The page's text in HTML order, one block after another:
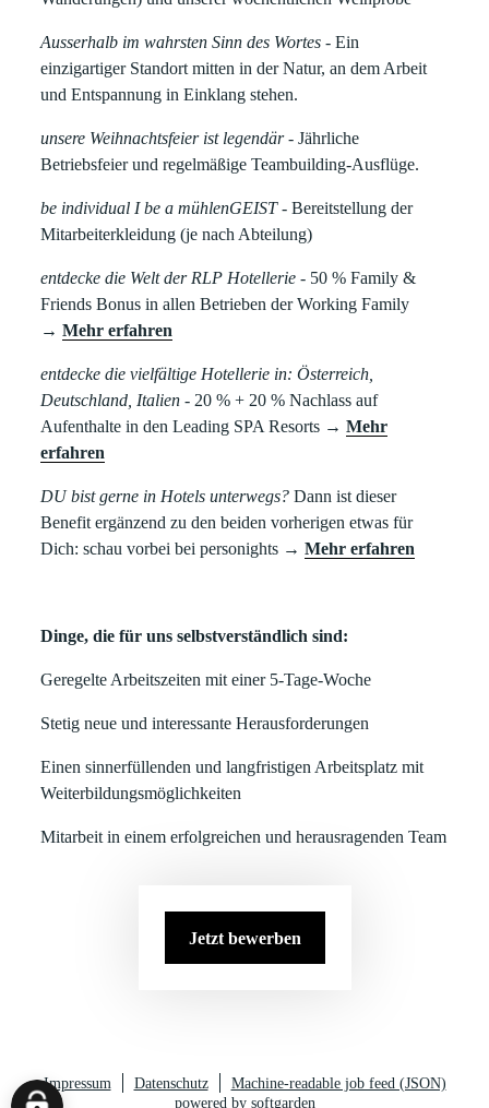
Ausserhalb im wahrsten Sinn des Wortes - Ein
einzigartiger Standort mitten in der Natur, an dem Arbeit
und Entspannung in Einklang stehen.
unsere Weihnachtsfeier ist legendär- Jährliche
Betriebsfeier und regelmäßige Teambuilding-Ausflüge.
be individual I be a mühlenGEIST- Bereitstellung der
Mitarbeiterkleidung (je nach Abteilung)
entdecke die Welt der RLP Hotellerie - 50 % Family &
Friends Bonus in allen Betrieben der Working Family
→Mehr erfahren
entdecke die vielfältige Hotellerie in: Österreich,
Deutschland, Italien- 20 % + 20 % Nachlass auf
Aufenthalte in den Leading SPA Resorts →Mehr
erfahren
DU bist gerne in Hotels unterwegs? Dann ist dieser
Benefit ergänzend zu den beiden vorherigen etwas für
Dich: schau vorbei bei personights →Mehr erfahren
Dinge, die für uns selbstverständlich sind:
Geregelte Arbeitszeiten mit einer 5-Tage-Woche
Stetig neue und interessante Herausforderungen
Einen sinnerfüllenden und langfristigen Arbeitsplatz mit
Weiterbildungsmöglichkeiten
Mitarbeit in einem erfolgreichen und herausragenden Team
Jetzt bewerben
Impressum Datenschutz
Machine-readable job feed (JSON)
powered by softgarden